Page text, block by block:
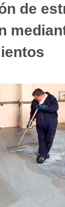
de